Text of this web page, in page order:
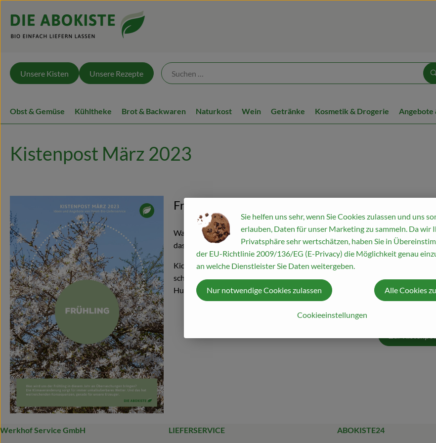
Unsere Kisten Unsere Rezepte
Obst & Gemüse Kühltheke Brot & Backwaren Naturkost Wein Getränke Kosmetik & Drogerie Angebote
Kistenpost März 2023
Frühling
Was wird uns der Frühling in diesem Jahr an Überraschungen bringen? Die
das hat weitreichenden Konsequenzen, gerade für unsere Erzeuger.
Kichererbsen wurden schon vor 8.000 Jahren in Vorderasien angebaut und
schauen wir einmal genauer hin, was die tolle Hülsenfrucht zu bieten hat und
Hummus vor.
Werkhof Service GmbH
LIEFERSERVICE
ABOKISTE24
Sie helfen uns sehr, wenn Sie Cookies zulassen und uns
erlauben, Daten für unser Marketing zu sammeln. Da wir
Privatsphäre sehr wertschätzen, haben Sie in
der EU-Richtlinie 2009/136/EG (E-Privacy) die Möglichkeit genau
an welche Dienstleister Sie Daten weitergeben.
Cookieeinstellungen
Nur notwendige Cookies zulassen Alle Cookies